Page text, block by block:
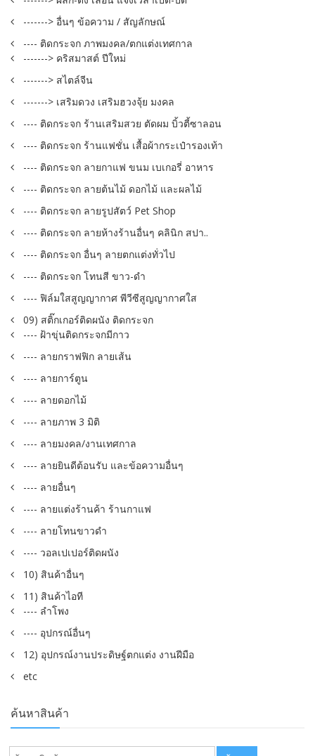
-------> อื่นๆ ข้อความ / สัญลักษณ์
---- ติดกระจก ภาพมงคล/ตกแต่งเทศกาล
-------> คริสมาสต์ ปีใหม่
-------> สไตล์จีน
-------> เสริมดวง เสริมฮวงจุ้ย มงคล
---- ติดกระจก ร้านเสริมสวย ตัดผม บิ้วตี้ซาลอน
---- ติดกระจก ร้านแฟชั่น เสื้อผ้ากระเป๋ารองเท้า
---- ติดกระจก ลายกาแฟ ขนม เบเกอรี่ อาหาร
---- ติดกระจก ลายต้นไม้ ดอกไม้ และผลไม้
---- ติดกระจก ลายรูปสัตว์ Pet Shop
---- ติดกระจก ลายห้างร้านอื่นๆ คลินิก สปา..
---- ติดกระจก อื่นๆ ลายตกแต่งทั่วไป
---- ติดกระจก โทนสี ขาว-ดำ
---- ฟิล์มใสสูญญากาศ พีวีซีสูญญากาศใส
09) สติ๊กเกอร์ติดผนัง ติดกระจก
---- ฝ้าขุ่นติดกระจกมีกาว
---- ลายกราฟฟิก ลายเส้น
---- ลายการ์ตูน
---- ลายดอกไม้
---- ลายภาพ 3 มิติ
---- ลายมงคล/งานเทศกาล
---- ลายยินดีต้อนรับ และข้อความอื่นๆ
---- ลายอื่นๆ
---- ลายแต่งร้านค้า ร้านกาแฟ
---- ลายโทนขาวดำ
---- วอลเปเปอร์ติดผนัง
10) สินค้าอื่นๆ
11) สินค้าไอที
---- ลำโพง
---- อุปกรณ์อื่นๆ
12) อุปกรณ์งานประดิษฐ์ตกแต่ง งานฝีมือ
etc
ค้นหาสินค้า
ค้นหา: